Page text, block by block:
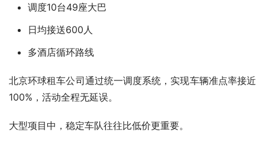
调度10台49座大巴
日均接送600人
多酒店循环路线
北京环球租车公司通过统一调度系统，实现车辆准点率接近
100%，活动全程无延误。
大型项目中，稳定车队往往比低价更重要。